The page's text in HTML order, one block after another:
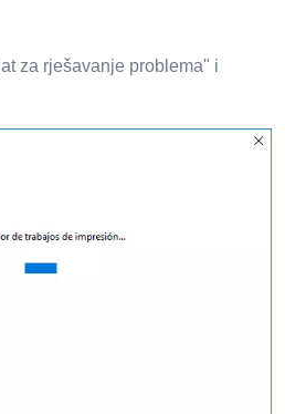
za rješavanje problema" i